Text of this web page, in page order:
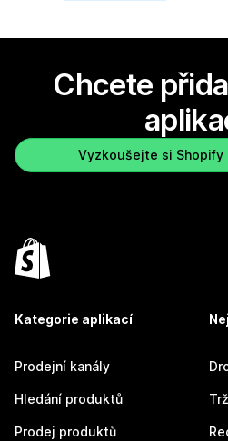
Chcete
Vyzkoušejte si Shopify
Kategorie aplikací
Prodejní kanály
Hledání produktů
Prodej produktů